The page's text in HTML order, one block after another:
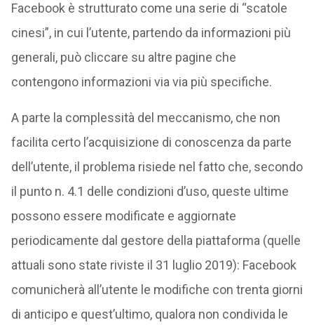
Facebook è strutturato come una serie di “scatole
cinesi”, in cui l’utente, partendo da informazioni più
generali, può cliccare su altre pagine che
contengono informazioni via via più specifiche.
A parte la complessità del meccanismo, che non
facilita certo l’acquisizione di conoscenza da parte
dell’utente, il problema risiede nel fatto che, secondo
il punto n. 4.1 delle condizioni d’uso, queste ultime
possono essere modificate e aggiornate
periodicamente dal gestore della piattaforma (quelle
attuali sono state riviste il 31 luglio 2019): Facebook
comunicherà all’utente le modifiche con trenta giorni
di anticipo e quest’ultimo, qualora non condivida le